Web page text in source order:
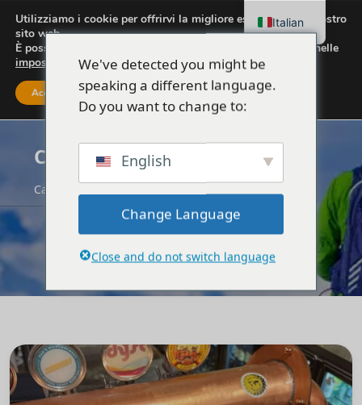
Categoria:VIAGGI
Casa
We've detected you might be
speaking a different language.
Do you want to change to:
English
Change Language
Close and do not switch language
Utilizziamo i cookie per offrirvi la migliore esperienza sul nostro
sito web.
È possibile scoprire quali cookie utilizziamo o disattivarli nelle
impostazioni.
Accettare Impostazioni
Italian